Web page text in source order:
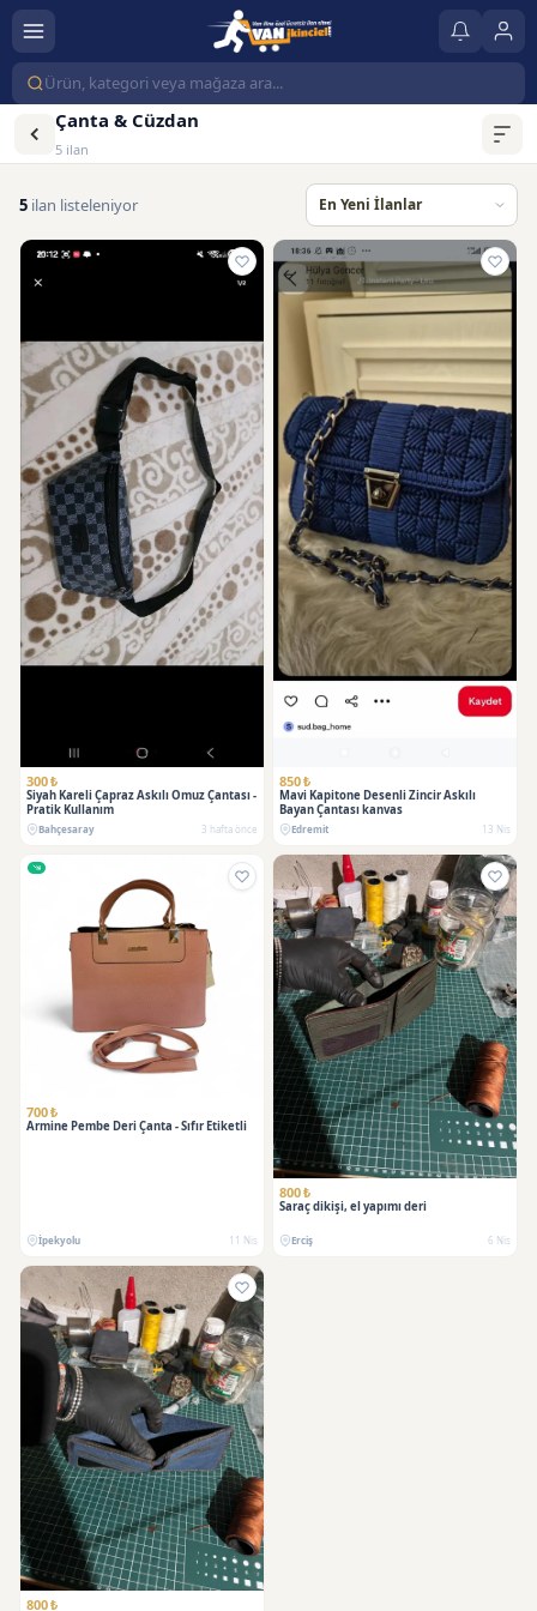
Çanta & Cüzdan
5 ilan
5 ilan listeleniyor
300 ₺
Siyah Kareli Çapraz Askılı Omuz Çantası -
Pratik Kullanım
Bahçesaray 3 hafta önce
850 ₺
Mavi Kapitone Desenli Zincir Askılı
Bayan Çantası kanvas
Edremit 13 Nis
700 ₺
Armine Pembe Deri Çanta - Sıfır Etiketli
İpekyolu 11 Nis
800 ₺
Saraç dikişi, el yapımı deri
Erciş 6 Nis
800 ₺